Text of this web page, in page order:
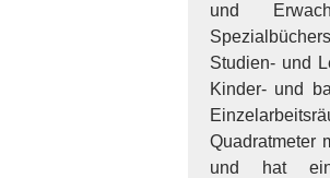
und
Studien- und
Kinder- und
Quadratmeter
und hat